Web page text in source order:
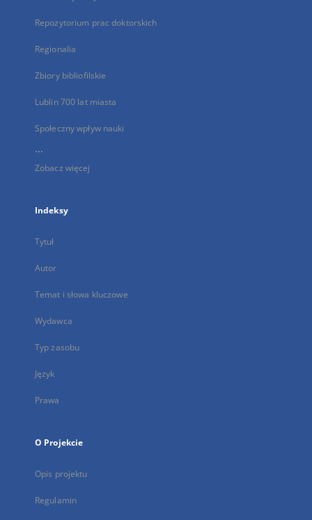
Repozytorium prac doktorskich
Regionalia
Zbiory bibliofilskie
Lublin 700 lat miasta
Społeczny wpływ nauki
...
Zobacz więcej
Indeksy
Tytuł
Autor
Temat i słowa kluczowe
Wydawca
Typ zasobu
Język
Prawa
O Projekcie
Opis projektu
Regulamin